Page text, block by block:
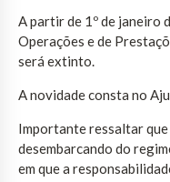
A partir de 1º de janeiro
Operações e de
será extinto.
A novidade consta no
Importante ressaltar
desembarcando do
em que a